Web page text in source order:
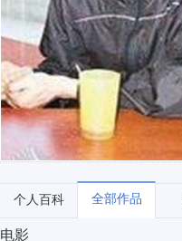
个人百科 全部作品
电影